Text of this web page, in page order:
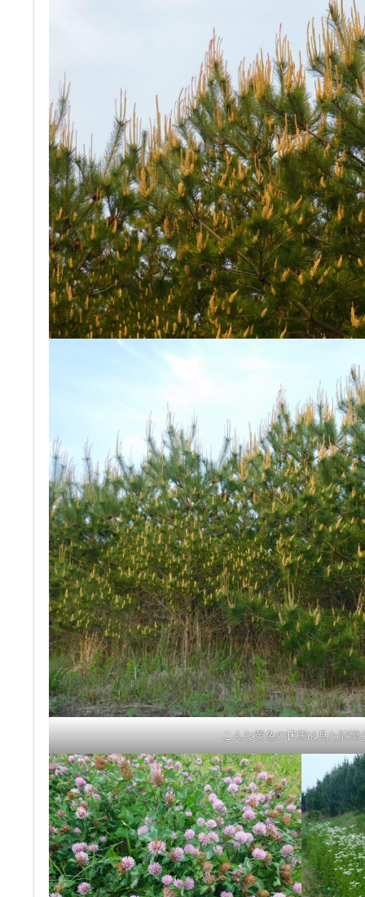
こんな黄色の状態は見た記憶